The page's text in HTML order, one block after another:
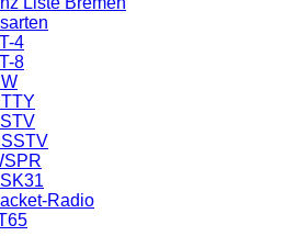
4
8
Radio